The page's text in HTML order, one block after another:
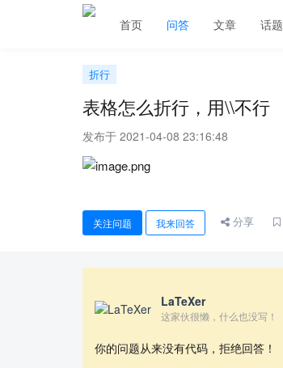
首页 问答 文章 话题
折行
表格怎么折行，用\\不行
发布于 2021-04-08 23:16:48
关注问题 我来回答 分享
LaTeXer
这家伙很懒，什么也没写！
你的问题从来没有代码，拒绝回答！